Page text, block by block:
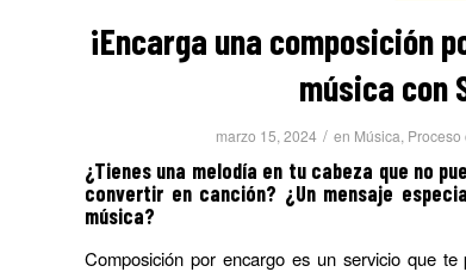
¡Encarga una composición
música con
marzo 15, 2024 / en Música, Proceso
¿Tienes una melodía en tu cabeza que no
convertir en canción? ¿Un mensaje
música?
Composición por encargo es un servicio que